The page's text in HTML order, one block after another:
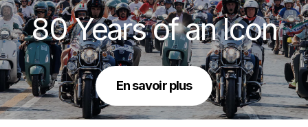
80 Years of an Icon
En savoir plus